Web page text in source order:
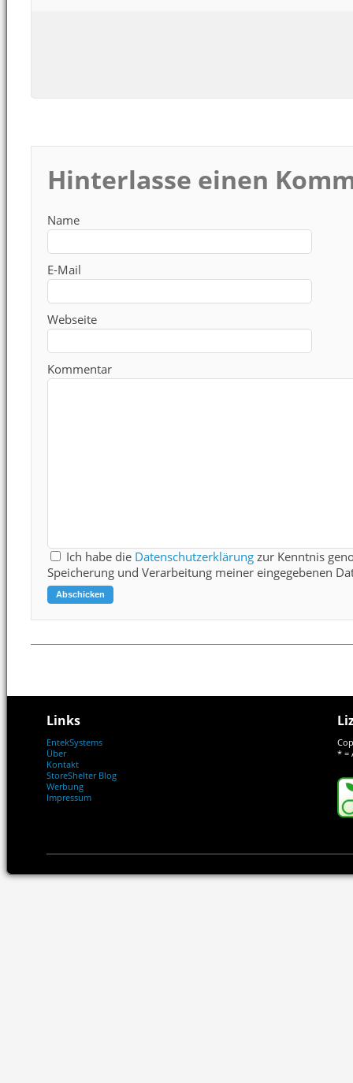
Hinterlasse einen
Name
E-Mail
Webseite
Kommentar
Ich habe die Datenschutzerklärung zur Kenntnis
Speicherung und Verarbeitung meiner eingegebenen
Links
EntekSystems
Über
Kontakt
StoreShelter Blog
Werbung
Impressum
* =